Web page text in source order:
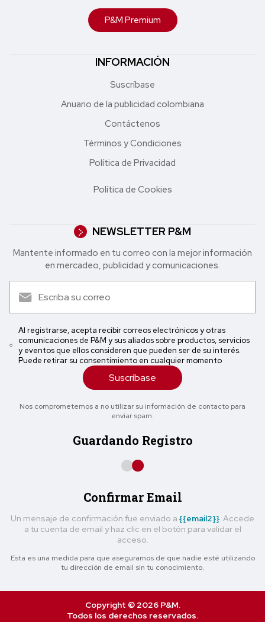
P&M Premium
INFORMACIÓN
Suscríbase
Anuario de la publicidad colombiana
Contáctenos
Términos y Condiciones
Política de Privacidad
Política de Cookies
NEWSLETTER P&M
Mantente informado en tu correo con la mejor in formación
en mercadeo, publicidad y comunicaciones.
Al registrarse, acepta recibir correos electrónicos y otras
comunicaciones de P&M y sus aliados sobre productos, servicios
y eventos que ellos consideren que pueden ser de su interés.
Puede retirar su consentimiento en cualquier momento
Suscríbase
Nos comprometemos a no utilizar su información de contacto para
enviar spam.
Guardando Registro
Confirmar Email
Un mensaje de confirmación fue enviado a {{email2}} . Accede
a tu cuenta de email y haz clic en el botón para validar el
acceso.
Esta es una medida para que asegurarnos de que nadie esté utilizando
tu dirección de email sin tu conocimiento.
Copyright © 2026 P&M.
Todos los derechos reservados.